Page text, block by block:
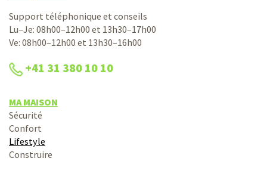
Support téléphonique et conseils
Lu–Je: 08h00–12h00 et 13h30–17h00
Ve: 08h00–12h00 et 13h30–16h00
+41 31 380 10 10
MA MAISON
Sécurité
Confort
Lifestyle
Construire